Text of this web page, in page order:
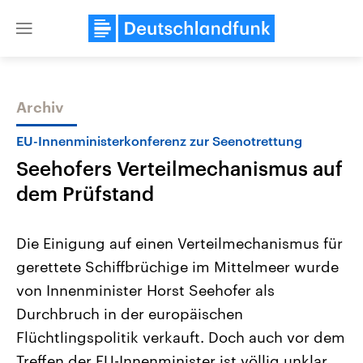
Close
Themen
Landtagswahl Sachsen-Anhalt
2026
Alle Informationen
Sachsen-Anhalt wählt am 6.
September 2026 einen neuen
Landtag. Seit 2021 wird das
Bundesland von einer Koalition aus
USA
Aktuelle Beiträge,
Hintergründe
Wirtschaftlich und
gehören die Vereinigten
den mächtigsten Ländern
mit großem Einfluss auf
Archiv
EU-Innenministerkonferenz zur Seenotrettung
Seehofers Verteilmechanismus auf
dem Prüfstand
Die Einigung auf einen Verteilmechanismus für
gerettete Schiffbrüchige im Mittelmeer wurde
von Innenminister Horst Seehofer als
Durchbruch in der europäischen
Flüchtlingspolitik verkauft. Doch auch vor dem